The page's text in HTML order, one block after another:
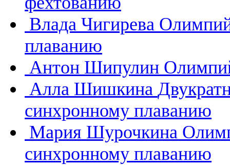
Влада Чигирева
плаванию
Антон Шипулин
Алла Шишкина
синхронному плаванию
Мария Шурочкина
синхронному плаванию